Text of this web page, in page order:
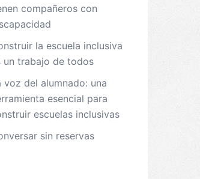
compañeros con
la escuela inclusiva
un trabajo de todos
voz del alumnado: una
esencial para
escuelas inclusivas
sin reservas